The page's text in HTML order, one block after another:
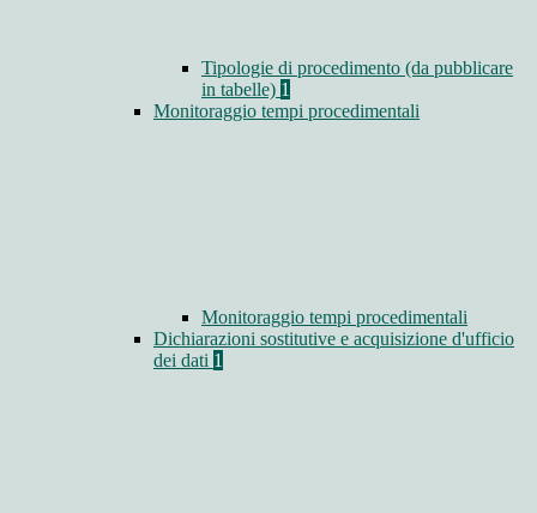
Tipologie di procedimento (da pubblicare
in tabelle) 1
Monitoraggio tempi procedimentali
Monitoraggio tempi procedimentali
Dichiarazioni sostitutive e acquisizione d'ufficio
dei dati 1